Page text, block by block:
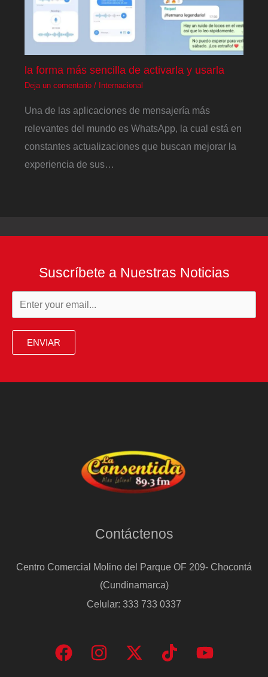
la forma más sencilla de activarla y usarla
Deja un comentario / Internacional
Una de las aplicaciones de mensajería más
relevantes del mundo es WhatsApp, la cual está en
constantes actualizaciones que buscan mejorar la
experiencia de sus…
Suscríbete a Nuestras Noticias
ENVIAR
Contáctenos
Centro Comercial Molino del Parque OF 209- Chocontá
(Cundinamarca)
Celular: 333 733 0337